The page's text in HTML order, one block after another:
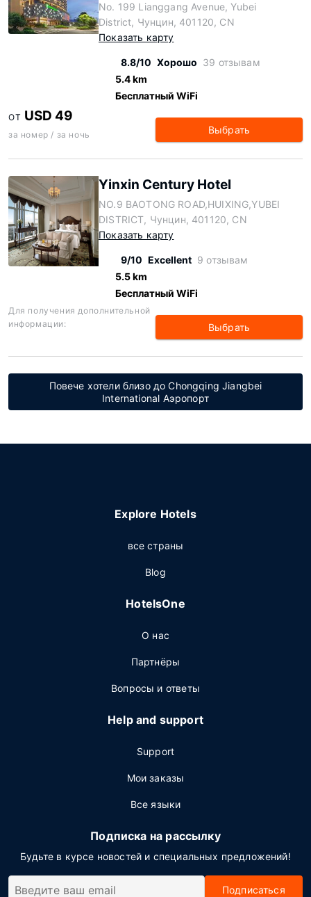
No. 199 Lianggang Avenue, Yubei
District, Чунцин, 401120, CN
Показать карту
8.8/10 Хорошо 39 отзывам
5.4 km
Бесплатный WiFi
ОТ USD 49
за номер / за ночь Выбрать
Yinxin Century Hotel
NO.9 BAOTONG ROAD,HUIXING,YUBEI
DISTRICT, Чунцин, 401120, CN
Показать карту
9/10 Excellent 9 отзывам
5.5 km
Бесплатный WiFi
Для получения дополнительной
информации:
Выбрать
Повече хотели близо до Chongqing Jiangbei
International Аэропорт
Explore Hotels
все страны
Blog
HotelsOne
О нас
Партнёры
Вопросы и ответы
Help and support
Support
Мои заказы
Все языки
Подписка на рассылку
Будьте в курсе новостей и специальных предложений!
Подписаться